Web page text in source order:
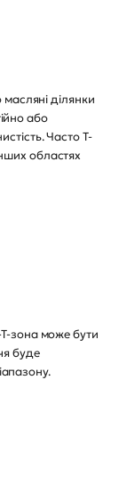
масляні ділянки
або
Часто Т-
областях
Т-зона може бути
буде